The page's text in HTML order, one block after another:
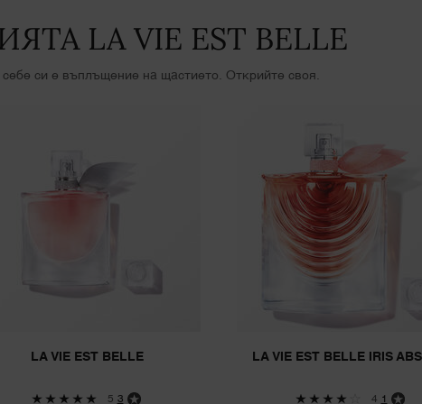
LA VIE EST BELLE
си е въплъщение на щастието. Открийте своя.
LA VIE EST BELLE
5 3
LA VIE EST BELLE IRIS
4 1